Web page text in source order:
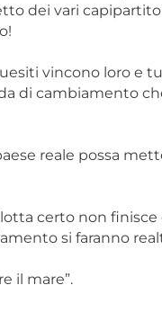
dei vari
vincono loro e
di cambiamento
reale possa
certo non
si faranno
il mare”.